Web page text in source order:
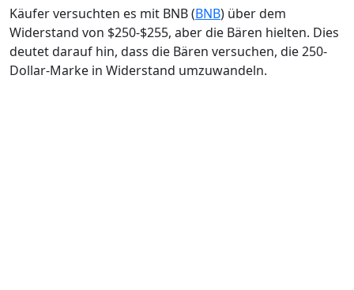
Käufer versuchten es mit BNB (BNB) über dem
Widerstand von $250-$255, aber die Bären hielten. Dies
deutet darauf hin, dass die Bären versuchen, die 250-
Dollar-Marke in Widerstand umzuwandeln.